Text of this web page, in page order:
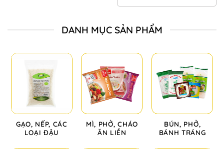
DANH MỤC SẢN PHẨM
GẠO, NẾP, CÁC
LOẠI ĐẬU
MÌ, PHỞ, CHÁO
ĂN LIỀN
BÚN, PHỞ,
BÁNH TRÁNG